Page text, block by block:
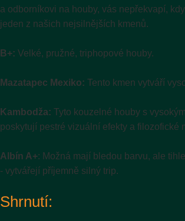
a odborníkovi na houby, vás nepřekvapí,
jeden z našich nejsilnějších kmenů.
B+: Velké, pružné, triphopové houby.
Mazatapec Mexiko: Tento kmen vytváří
Kambodža: Tyto kouzelné houby s
poskytují pestré vizuální efekty a filozofické
Albín A+: Možná mají bledou barvu, ale
- vytvářejí příjemně silný trip.
Shrnutí: